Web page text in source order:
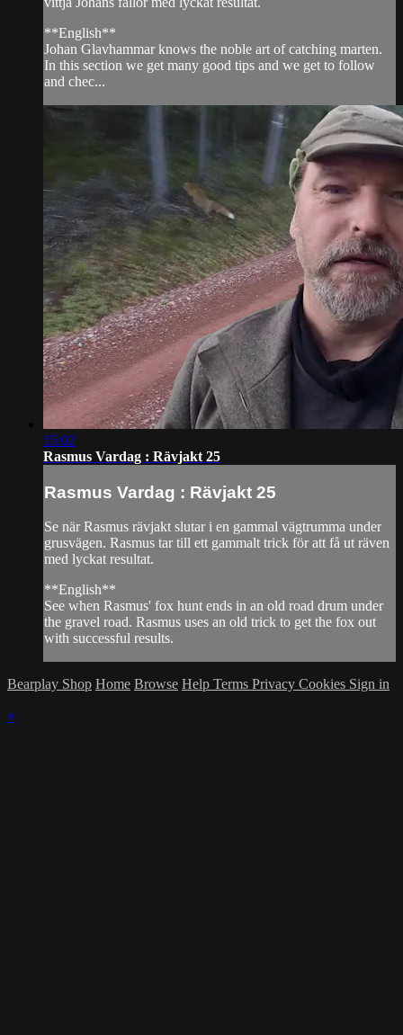
**English**
Johan Glavhammar knows the noble art of catching marten.
In this section we get many good tips and we get to follow
and chec...
15:02
Rasmus Vardag : Rävjakt 25
Rasmus Vardag : Rävjakt 25
Se när Rasmus rävjakt slutar i en gammal vägtrumma under
grusvägen. Rasmus tar till ett gammalt trick för att få ut räven
med lyckat resultat.
**English**
See when Rasmus' fox hunt ends in an old road drum under
the gravel road. Rasmus uses an old trick to get the fox out
with successful results.
Bearplay Shop Home Browse Help Terms Privacy Cookies Sign in
×